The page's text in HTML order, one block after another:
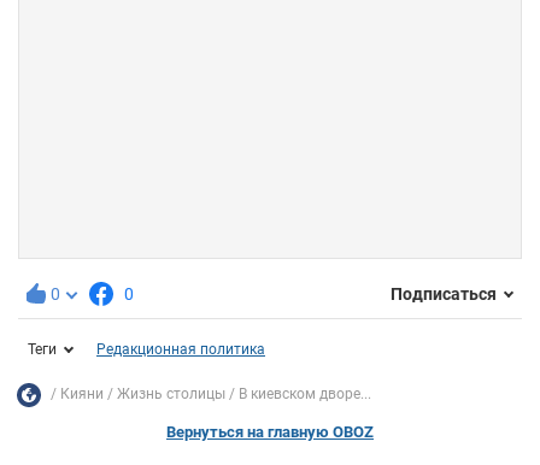
0 0 Подписаться
Теги Редакционная политика
Кияни Жизнь столицы В киевском дворе...
Вернуться на главную OBOZ